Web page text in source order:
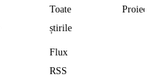
Toate
știrile
Flux
RSS